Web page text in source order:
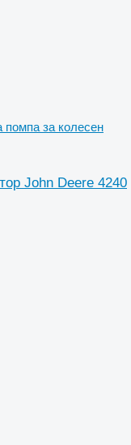
помпа за колесен
John Deere 4240